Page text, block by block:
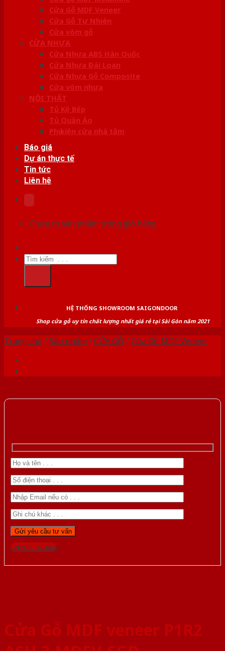
Cửa Gỗ MDF Veneer
Cửa Gỗ Tự Nhiên
Cửa vòm gỗ
CỬA NHỰA
Cửa Nhựa ABS Hàn Quốc
Cửa Nhựa Đài Loan
Cửa Nhựa Gỗ Composite
Cửa vòm nhựa
NỘI THẤT
Tủ Kệ Bếp
Tủ Quần Áo
Phụ kiện cửa nhà tắm
Báo giá
Dự án thực tế
Tin tức
Liên hệ
Chưa có sản phẩm trong giỏ hàng.
Tìm
kiếm:
HỆ THỐNG SHOWROOM SAIGONDOOR
Shop cửa gỗ uy tín chất lượng nhất giá rẻ tại Sài Gòn năm 2021
Trang chủ /Sản phẩm /CỬA GỖ /Cửa Gỗ MDF Veneer
Gọi 0976.169.864
Cửa Gỗ MDF veneer P1R2